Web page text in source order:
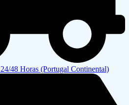
48 Horas (Portugal Continental)